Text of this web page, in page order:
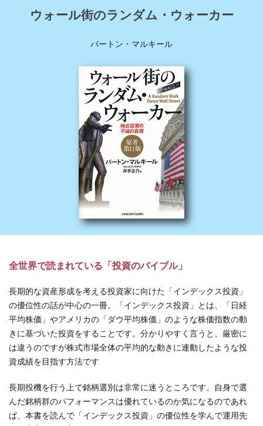
ウォール街のランダム・ウォーカー
バートン・マルキール
全世界で読まれている「投資のバイブル」
長期的な資産形成を考える投資家に向けた「インデックス投資」
の優位性の話が中心の一冊。「インデックス投資」とは、「日経
平均株価」やアメリカの「ダウ平均株価」のような株価指数の動
きに基づいた投資をすることです。分かりやすく言うと、厳密に
は違うのですが株式市場全体の平均的な動きに連動したような投
資成績を目指す方法です
長期投機を行う上で銘柄選別は非常に迷うところです。自身で選
んだ銘柄群のパフォーマンスは優れているのか気になるのであれ
ば、本書を読んで「インデックス投資」の優位性を学んで運用先